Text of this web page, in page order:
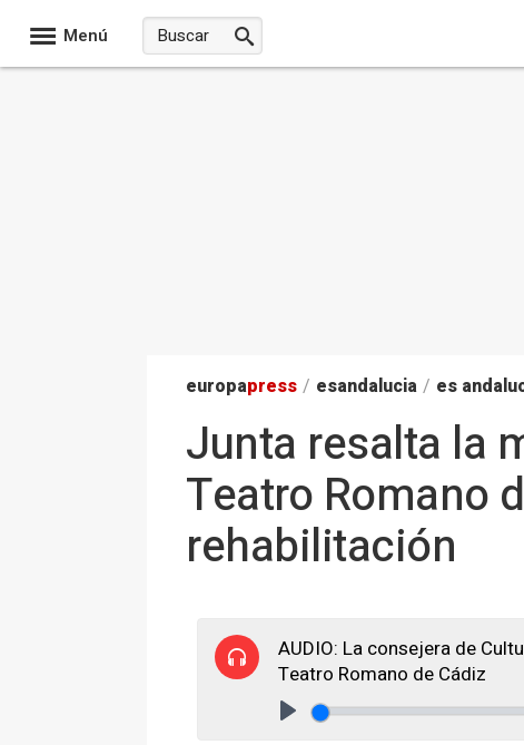
Menú
europapress / esandalucia / es
Junta resalta la
Teatro Romano
rehabilitación
AUDIO: La consejera de
Teatro Romano de Cádiz